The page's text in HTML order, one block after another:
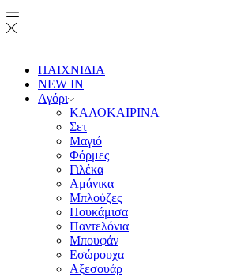
ΠΑΙΧΝΙΔΙΑ
NEW IN
Αγόρι
ΚΑΛΟΚΑΙΡΙΝΑ
Σετ
Μαγιό
Φόρμες
Γιλέκα
Αμάνικα
Μπλούζες
Πουκάμισα
Παντελόνια
Μπουφάν
Εσώρουχα
Αξεσουάρ